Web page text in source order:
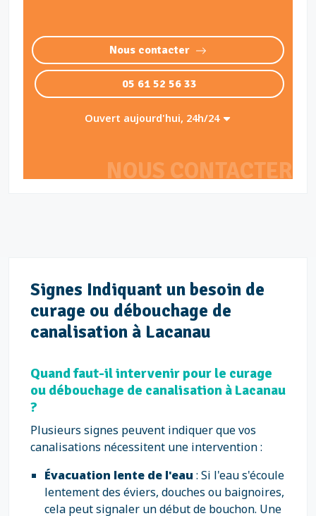
NOUS CONTACTER
Nous contacter
05 61 52 56 33
Ouvert aujourd'hui, 24h/24
Signes Indiquant un besoin de
curage ou débouchage de
canalisation à Lacanau
Quand faut-il intervenir pour le curage
ou débouchage de canalisation à Lacanau
?
Plusieurs signes peuvent indiquer que vos
canalisations nécessitent une intervention :
Évacuation lente de l'eau : Si l'eau s'écoule
lentement des éviers, douches ou baignoires,
cela peut signaler un début de bouchon. Une